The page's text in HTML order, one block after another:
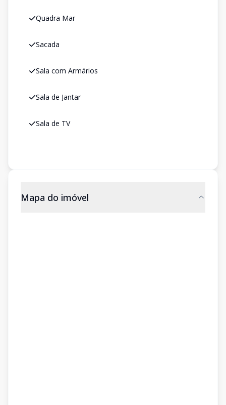
Quadra Mar
Sacada
Sala com Armários
Sala de Jantar
Sala de TV
Mapa do imóvel